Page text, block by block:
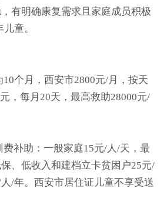
有明确康复需求且家庭成员积极
童。
10个月，西安市2800元/月，按天
，每月20天，最高救助28000元/
补助：一般家庭15元/人/天，最
、低收入和建档立卡贫困户25元/
/年。西安市居住证儿童不享受送